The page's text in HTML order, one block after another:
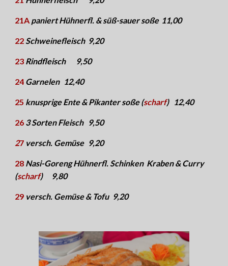
21A paniert Hühnerfl. & süß-sauer soße 11,00
22Schweinefleisch 9,20
23 Rindfleisch 9,50
24 Garnelen 12,40
25 knusprige Ente & Pikanter soße (scharf) 12,40
26 3 Sorten Fleisch 9,50
27 versch. Gemüse 9,20
28 Nasi-Goreng Hühnerfl. Schinken Kraben & Curry
(scharf) 9,80
29 versch. Gemüse & Tofu 9,20